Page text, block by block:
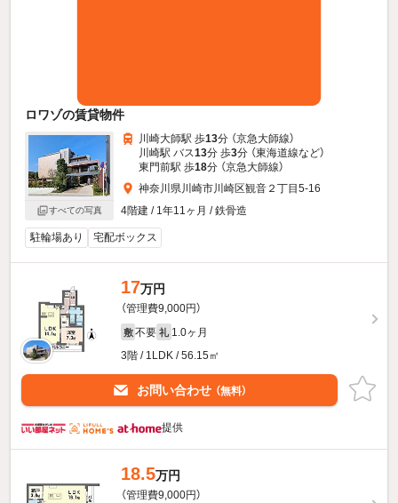
ロワゾの賃貸物件
すべての写真
川崎大師駅 歩13分 （京急大師線）
川崎駅 バス13分 歩3分 （東海道線など）
東門前駅 歩18分 （京急大師線）
神奈川県川崎市川崎区観音２丁目5-16
4階建 / 1年11ヶ月 / 鉄骨造
駐輪場あり 宅配ボックス
17万円
（管理費9,000円）
敷 不要 礼 1.0ヶ月
3階 / 1LDK / 56.15㎡
お問い合わせ （無料）
提供
18.5万円
（管理費9,000円）